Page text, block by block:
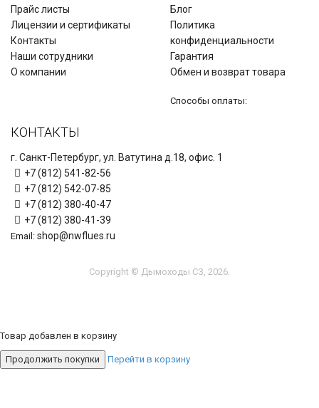
Прайс листы
Лицензии и сертификаты
Контакты
Наши сотрудники
О компании
Блог
Политика
конфиденциальности
Гарантия
Обмен и возврат товара
Способы оплаты:
КОНТАКТЫ
г. Санкт-Петербург, ул. Ватутина д.18, офис. 1
+7 (812) 541-82-56
+7 (812) 542-07-85
+7 (812) 380-40-47
+7 (812) 380-41-39
Email: shop@nwflues.ru
Copyright © Дымоходы СЗ, 2026.
Товар добавлен в корзину
Продолжить покупки Перейти в корзину